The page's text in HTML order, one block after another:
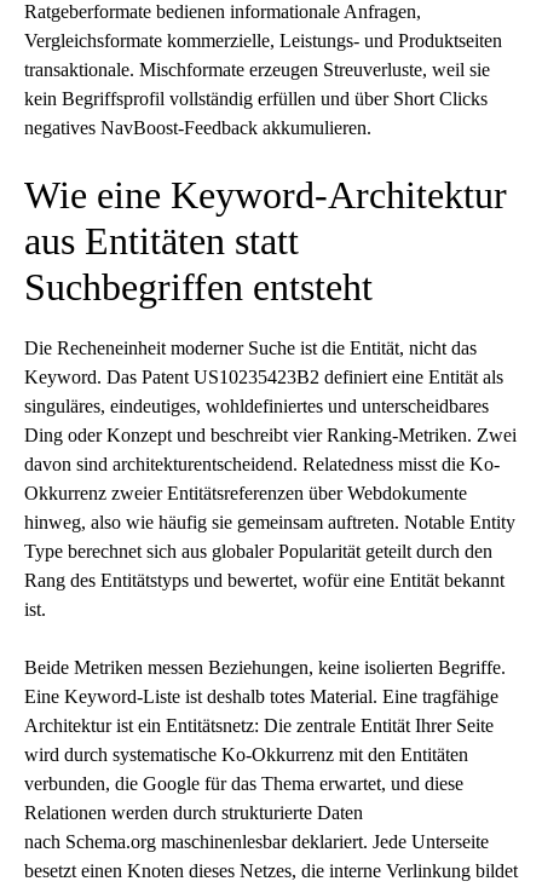
Ratgeberformate bedienen informationale Anfragen,
Vergleichsformate kommerzielle, Leistungs- und Produktseiten
transaktionale. Mischformate erzeugen Streuverluste, weil sie
kein Begriffsprofil vollständig erfüllen und über Short Clicks
negatives NavBoost-Feedback akkumulieren.
Wie eine Keyword-Architektur
aus Entitäten statt
Suchbegriffen entsteht
Die Recheneinheit moderner Suche ist die Entität, nicht das
Keyword. Das Patent US10235423B2 definiert eine Entität als
singuläres, eindeutiges, wohldefiniertes und unterscheidbares
Ding oder Konzept und beschreibt vier Ranking-Metriken. Zwei
davon sind architekturentscheidend. Relatedness misst die Ko-
Okkurrenz zweier Entitätsreferenzen über Webdokumente
hinweg, also wie häufig sie gemeinsam auftreten. Notable Entity
Type berechnet sich aus globaler Popularität geteilt durch den
Rang des Entitätstyps und bewertet, wofür eine Entität bekannt
ist.
Beide Metriken messen Beziehungen, keine isolierten Begriffe.
Eine Keyword-Liste ist deshalb totes Material. Eine tragfähige
Architektur ist ein Entitätsnetz: Die zentrale Entität Ihrer Seite
wird durch systematische Ko-Okkurrenz mit den Entitäten
verbunden, die Google für das Thema erwartet, und diese
Relationen werden durch strukturierte Daten
nach Schema.org maschinenlesbar deklariert. Jede Unterseite
besetzt einen Knoten dieses Netzes, die interne Verlinkung bildet